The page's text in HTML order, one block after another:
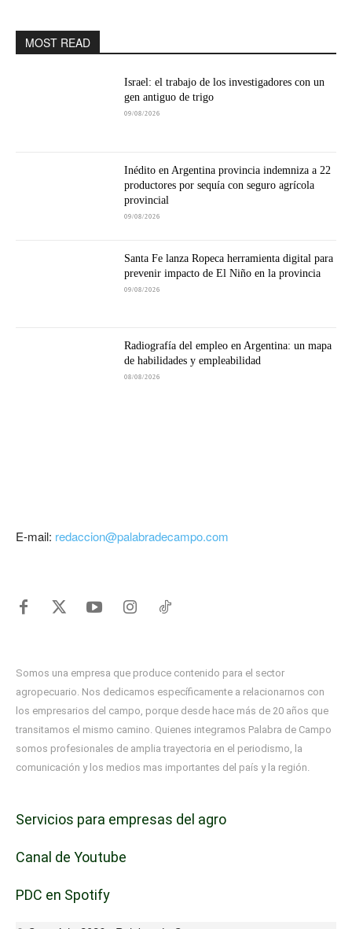
MOST READ
Israel: el trabajo de los investigadores con un
gen antiguo de trigo
09/08/2026
Inédito en Argentina provincia indemniza a 22
productores por sequía con seguro agrícola
provincial
09/08/2026
Santa Fe lanza Ropeca herramienta digital para
prevenir impacto de El Niño en la provincia
09/08/2026
Radiografía del empleo en Argentina: un mapa
de habilidades y empleabilidad
08/08/2026
E-mail: redaccion@palabradecampo.com
Somos una empresa que produce contenido para el sector
agropecuario. Nos dedicamos específicamente a relacionarnos con
los empresarios del campo, porque desde hace más de 20 años que
transitamos el mismo camino. Quienes integramos Palabra de Campo
somos profesionales de amplia trayectoria en el periodismo, la
comunicación y los medios mas importantes del país y la región.
Servicios para empresas del agro
Canal de Youtube
PDC en Spotify